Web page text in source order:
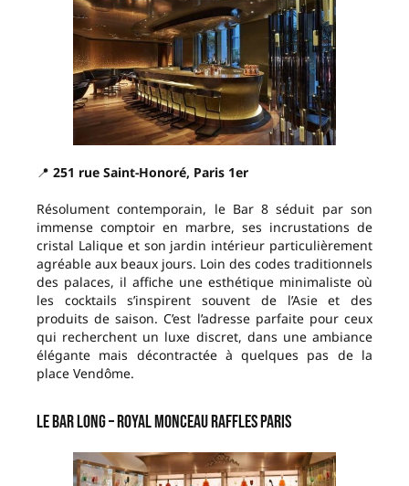
📍 251 rue Saint-Honoré, Paris 1er
Résolument contemporain, le Bar 8 séduit par son
immense comptoir en marbre, ses incrustations de
cristal Lalique et son jardin intérieur particulièrement
agréable aux beaux jours. Loin des codes traditionnels
des palaces, il affiche une esthétique minimaliste où
les cocktails s’inspirent souvent de l’Asie et des
produits de saison. C’est l’adresse parfaite pour ceux
qui recherchent un luxe discret, dans une ambiance
élégante mais décontractée à quelques pas de la
place Vendôme.
Le Bar Long – Royal Monceau Raffles Paris